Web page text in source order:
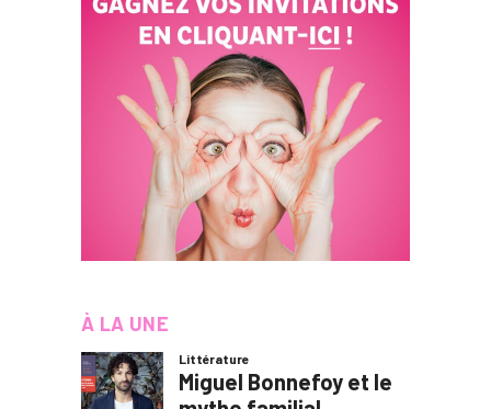
À LA UNE